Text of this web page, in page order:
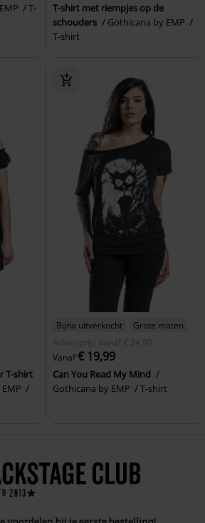
T-
T-shirt met riempjes op de
schouders
Gothicana by EMP
T-shirt
T-shirt
Bijna uitverkocht
Grote maten
Adviesprijs
Vanaf € 24,99
Vanaf€ 19,99
Can You Read My Mind
Gothicana by EMP
T-shirt